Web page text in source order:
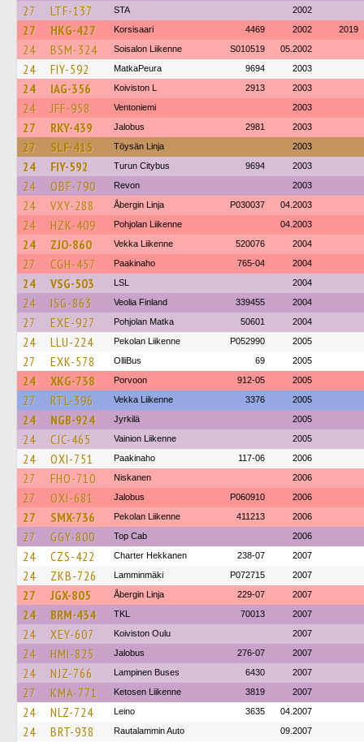
27 LTF-137 STA 2002
27 HKG-427 Korsisaari 4469 2002 2019
24 BSM-324 Soisalon Liikenne S010519 05.2002
24 FIY-592 MatkaPeura 9694 2003
24 IAG-356 Koiviston L 2913 2003
24 JFF-958 Ventoniemi 2003
27 RKY-439 Jalobus 2981 2003
27 SLF-415 Töysän Linja 2003
24 FIY-592 Turun Citybus 9694 2003
24 OBF-790 Revon 2003
24 VXY-288 Åbergin Linja P030037 04.2003
24 HZK-409 Pohjolan Liikenne 04.2003
24 ZJO-860 Vekka Liikenne 520076 2004
27 CGH-457 Paakinaho 765-04 2004
24 VSG-503 LSL 2004
24 ISG-863 Veolia Finland 339455 2004
27 EXE-927 Pohjolan Matka 50601 2004
24 LLU-224 Pekolan Liikenne P052990 2005
27 EXK-578 OlliBus 69 2005
24 XKG-738 Porvoon 912-05 2005
27 RTL-396 Vekka Liikenne 3376 2005
24 NGB-924 Jyrkilä 2005
24 CJC-465 Vainion Liikenne 2005
24 OXI-751 Paakinaho 117-06 2006
27 FHO-710 Niskanen 2006
27 OXI-681 Jalobus P060910 2006
27 SMX-736 Pekolan Liikenne 411213 2006
27 GGY-800 Top Cab 2006
24 CZS-422 Charter Hekkanen 238-07 2007
24 ZKB-726 Lamminmäki P072715 2007
27 JGX-805 Åbergin Linja 229-07 2007
24 BRM-434 TKL 70013 2007
24 XEY-607 Koiviston Oulu 2007
24 HMI-825 Jalobus 276-07 2007
24 NJZ-766 Lampinen Buses 6430 2007
27 KMA-771 Ketosen Liikenne 3819 2007
24 NLZ-724 Leino 3635 04.2007
24 BRT-938 Rautalammin Auto 09.2007